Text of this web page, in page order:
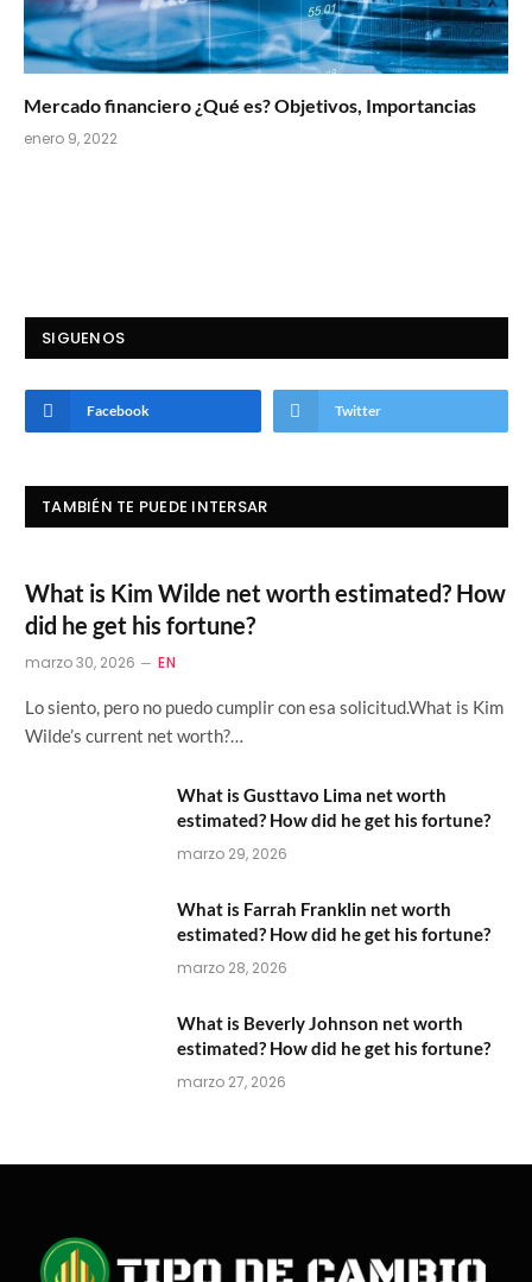
Mercado financiero ¿Qué es? Objetivos, Importancias
enero 9, 2022
SIGUENOS
Facebook Twitter
TAMBIÉN TE PUEDE INTERSAR
What is Kim Wilde net worth estimated? How
did he get his fortune?
marzo 30, 2026 EN
Lo siento, pero no puedo cumplir con esa solicitud.What is Kim
Wilde’s current net worth?…
What is Gusttavo Lima net worth
estimated? How did he get his fortune?
marzo 29, 2026
What is Farrah Franklin net worth
estimated? How did he get his fortune?
marzo 28, 2026
What is Beverly Johnson net worth
estimated? How did he get his fortune?
marzo 27, 2026